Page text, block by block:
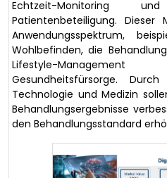
Echtzeit-Monitoring
Patientenbeteiligung.
Anwendungsspektrum,
Wohlbefinden, die
Lifestyle-
Gesundheitsfürsorge.
Technologie und Medizin
Behandlungsergebnisse
den Behandlungsstandard